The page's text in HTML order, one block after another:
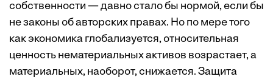
собственности — давно стало бы нормой, если бы
не законы об авторских правах. Но по мере того
как экономика глобализуется, относительная
ценность нематериальных активов возрастает, а
материальных, наоборот, снижается. Защита